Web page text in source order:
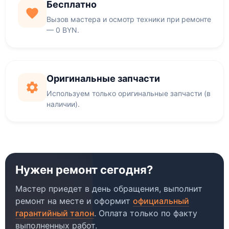
Бесплатно
Вызов мастера и осмотр техники при ремонте
— 0 BYN.
Оригинальные запчасти
Используем только оригинальные запчасти (в
наличии).
Нужен ремонт сегодня?
Мастер приедет в день обращения, выполнит
ремонт на месте и оформит официальный
гарантийный талон. Оплата только по факту
выполненных работ.